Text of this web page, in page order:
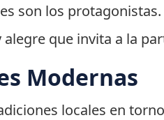
son los
que invita a la
Modernas
locales en